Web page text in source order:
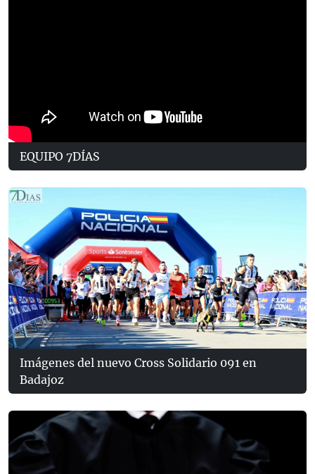
EQUIPO 7DÍAS
Imágenes del nuevo Cross Solidario 091 en
Badajoz